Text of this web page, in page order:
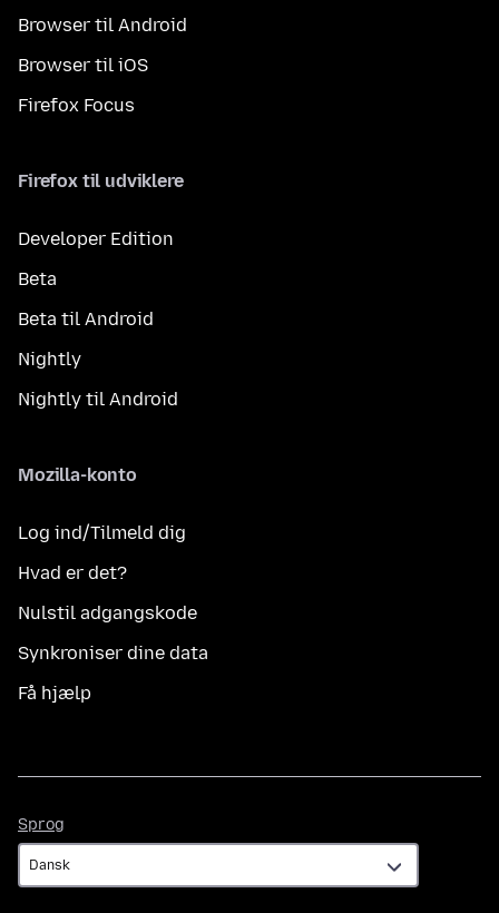
Browser til Android
Browser til iOS
Firefox Focus
Firefox til udviklere
Developer Edition
Beta
Beta til Android
Nightly
Nightly til Android
Mozilla-konto
Log ind/Tilmeld dig
Hvad er det?
Nulstil adgangskode
Synkroniser dine data
Få hjælp
Sprog